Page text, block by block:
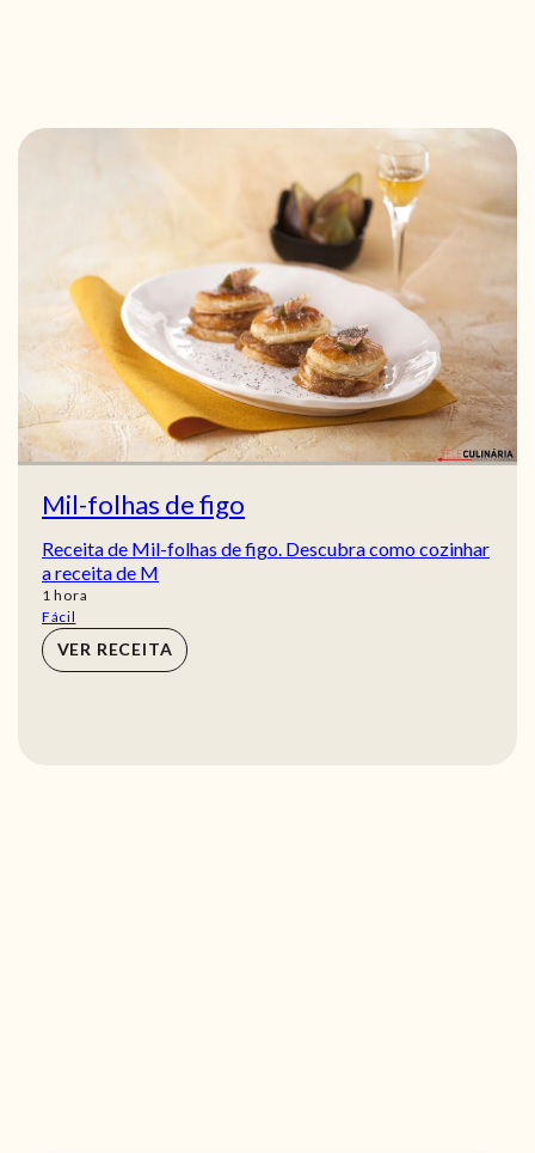
Mil-folhas de figo
Receita de Mil-folhas de figo. Descubra como cozinhar
a receita de M
1 hora
hora
Fácil
VER RECEITA